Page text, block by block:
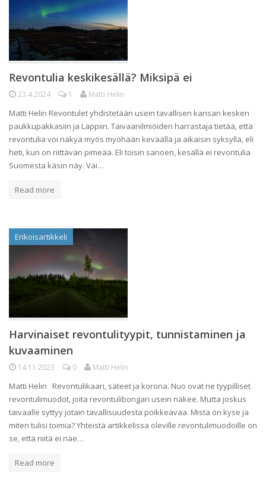
Revontulia keskikesällä? Miksipä ei
23.4.2024 1 Matti Helin
Matti Helin Revontulet yhdistetään usein tavallisen kansan kesken
paukkupakkasiin ja Lappiin. Taivaanilmiöiden harrastaja tietää, että
revontulia voi näkyä myös myöhään keväällä ja aikaisin syksyllä, eli
heti, kun on riittävän pimeää. Eli toisin sanoen, kesällä ei revontulia
Suomesta käsin näy. Vai…
Read more
Erikoisartikkeli
Harvinaiset revontulityypit, tunnistaminen ja
kuvaaminen
14.11.2023 0 Matti Helin
Matti Helin Revontulikaari, säteet ja korona. Nuo ovat ne tyypilliset
revontulimuodot, joita revontulibongari usein näkee. Mutta joskus
taivaalle syttyy jotain tavallisuudesta poikkeavaa. Mistä on kyse ja
miten tulisi toimia? Yhteistä artikkelissa oleville revontulimuodoille on
se, että niitä ei näe…
Read more